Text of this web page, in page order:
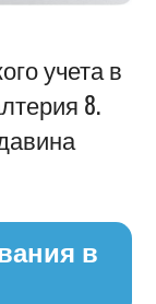
учета в
8.
в